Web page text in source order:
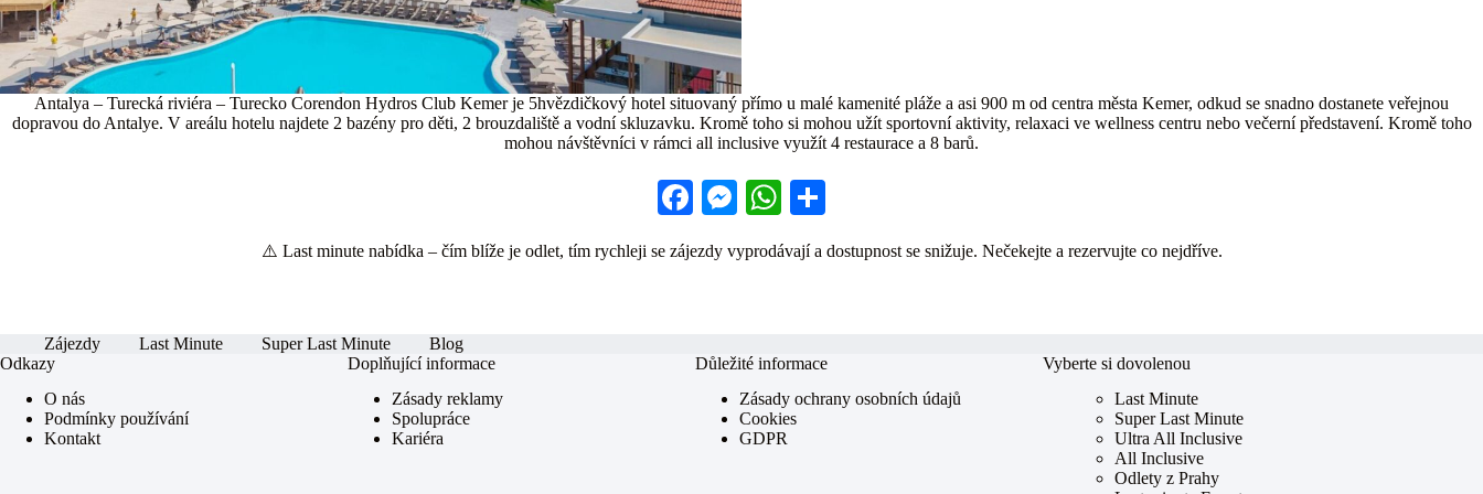
Antalya – Turecká riviéra – Turecko Corendon Hydros Club Kemer je 5hvězdičkový hotel situovaný přímo u malé kamenité pláže a asi 900 m od centra města Kemer, odkud se snadno dostanete veřejnou
dopravou do Antalye. V areálu hotelu najdete 2 bazény pro děti, 2 brouzdaliště a vodní skluzavku. Kromě toho si mohou užít sportovní aktivity, relaxaci ve wellness centru nebo večerní představení. Kromě toho
mohou návštěvníci v rámci all inclusive využít 4 restaurace a 8 barů.
Fa
bo
M
se
W
ts re
⚠️ Last minute nabídka – čím blíže je odlet, tím rychleji se zájezdy vyprodávají a dostupnost se snižuje. Nečekejte a rezervujte co nejdříve.
Zájezdy Last Minute Super Last Minute
Blog
Odkazy
O nás
Podmínky používání
Kontakt
Doplňující informace
Zásady reklamy
Spolupráce
Kariéra
Důležité informace
Zásady ochrany osobních údajů
Cookies
GDPR
Vyberte si dovolenou
Last Minute
Super Last Minute
Ultra All Inclusive
All Inclusive
Odlety z Prahy